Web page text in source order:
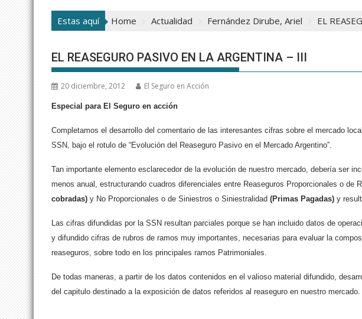
Estas aquí Home Actualidad Fernández Dirube, Ariel EL
EL REASEGURO PASIVO EN LA ARGENTINA – III
20 diciembre, 2012 El Seguro en Acción
Especial para El Seguro en acción
Completamos el desarrollo del comentario de las interesantes cifras sobre el mercado
SSN, bajo el rotulo de “Evolución del Reaseguro Pasivo en el Mercado Argentino”.
Tan importante elemento esclarecedor de la evolución de nuestro mercado, debería ser
menos anual, estructurando cuadros diferenciales entre Reaseguros Proporcionales o de
cobradas) y No Proporcionales o de Siniestros o Siniestralidad (Primas Pagadas) y
Las cifras difundidas por la SSN resultan parciales porque se han incluido datos de
y difundido cifras de rubros de ramos muy importantes, necesarias para evaluar la
reaseguros, sobre todo en los principales ramos Patrimoniales.
De todas maneras, a partir de los datos contenidos en el valioso material difundido,
del capitulo destinado a la exposición de datos referidos al reaseguro en nuestro mercado.